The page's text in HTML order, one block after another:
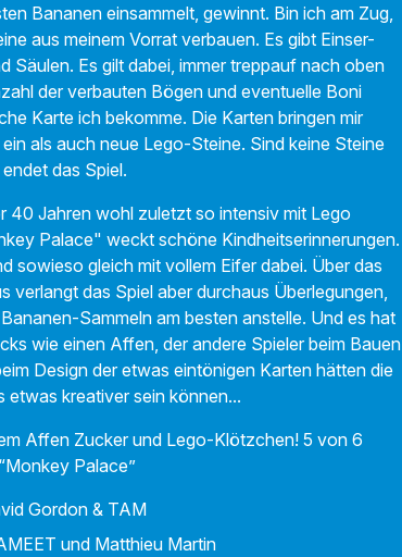
Bananen einsammelt, gewinnt. Bin ich am Zug,
aus meinem Vorrat verbauen. Es gibt Einser-
Säulen. Es gilt dabei, immer treppauf nach oben
der verbauten Bögen und eventuelle Boni
Karte ich bekomme. Die Karten bringen mir
als auch neue Lego-Steine. Sind keine Steine
das Spiel.
40 Jahren wohl zuletzt so intensiv mit Lego
Palace" weckt schöne Kindheitserinnerungen.
sowieso gleich mit vollem Eifer dabei. Über das
verlangt das Spiel aber durchaus Überlegungen,
Sammeln am besten anstelle. Und es hat
wie einen Affen, der andere Spieler beim Bauen
Design der etwas eintönigen Karten hätten die
etwas kreativer sein können...
Affen Zucker und Lego-Klötzchen! 5 von 6
Palace”
Gordon & TAM
und Matthieu Martin